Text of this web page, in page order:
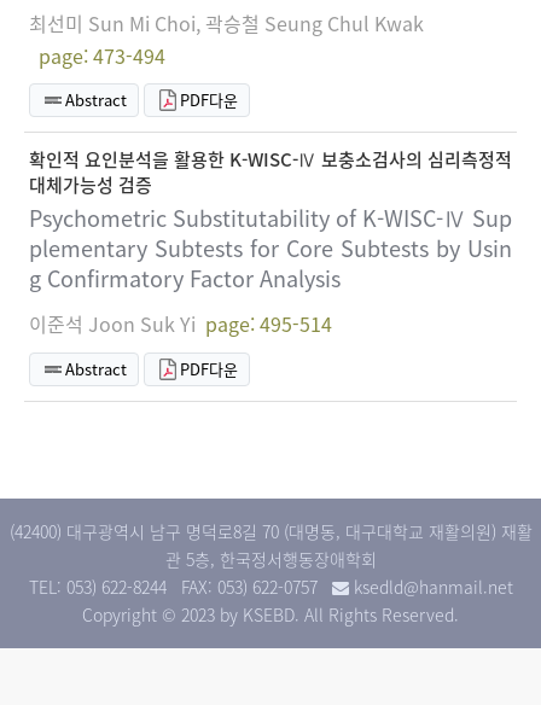
최선미 Sun Mi Choi, 곽승철 Seung Chul Kwak
page: 473-494
Abstract PDF다운
확인적 요인분석을 활용한 K-WISC-Ⅳ 보충소검사의 심리측정적
대체가능성 검증
Psychometric Substitutability of K-WISC-Ⅳ Sup
plementary Subtests for Core Subtests by Usin
g Confirmatory Factor Analysis
이준석 Joon Suk Yi page: 495-514
Abstract PDF다운
(42400) 대구광역시 남구 명덕로8길 70 (대명동, 대구대학교 재활의원) 재활
관 5층, 한국정서행동장애학회
TEL: 053) 622-8244
FAX: 053) 622-0757
ksedld@hanmail.net
Copyright © 2023 by KSEBD. All Rights Reserved.